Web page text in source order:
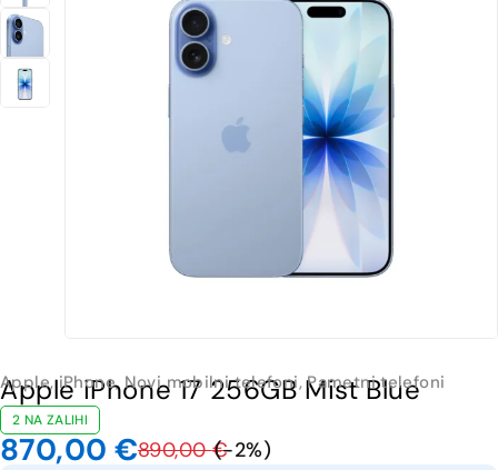
Apple,iPhone, Novi mobilni telefoni,Pametni telefoni
Apple iPhone 17 256GB Mist Blue
2 NA ZALIHI
890,00€
870,00 € (-2%)